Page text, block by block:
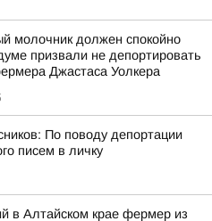
молочник должен спокойно
призвали не депортировать
Джастаса Уолкера
По поводу депортации
писем в личку
в Алтайском крае фермер из